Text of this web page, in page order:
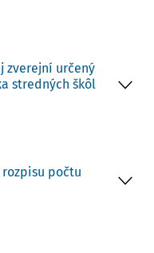
zverejní určený
stredných škôl
rozpisu počtu